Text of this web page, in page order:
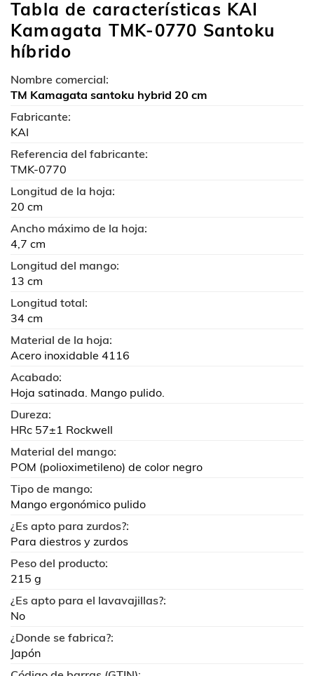
de cliente
Tabla de características KAI
Kamagata TMK-0770 Santoku
híbrido
Nombre comercial:
TM Kamagata santoku hybrid 20 cm
Fabricante:
KAI
Referencia del fabricante:
TMK-0770
Longitud de la hoja:
20 cm
Ancho máximo de la hoja:
4,7 cm
Longitud del mango:
13 cm
Longitud total:
34 cm
Material de la hoja:
Acero inoxidable 4116
Acabado:
Hoja satinada. Mango pulido.
Dureza:
HRc 57±1 Rockwell
Material del mango:
POM (polioximetileno) de color negro
Tipo de mango:
Mango ergonómico pulido
¿Es apto para zurdos?:
Para diestros y zurdos
Peso del producto:
215 g
¿Es apto para el lavavajillas?:
No
¿Donde se fabrica?:
Japón